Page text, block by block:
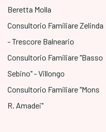
Beretta Molla
Consultorio Familiare Zelinda
- Trescore Balneario
Consultorio Familiare "Basso
Sebino" - Villongo
Consultorio Familiare "Mons
R. Amadei"